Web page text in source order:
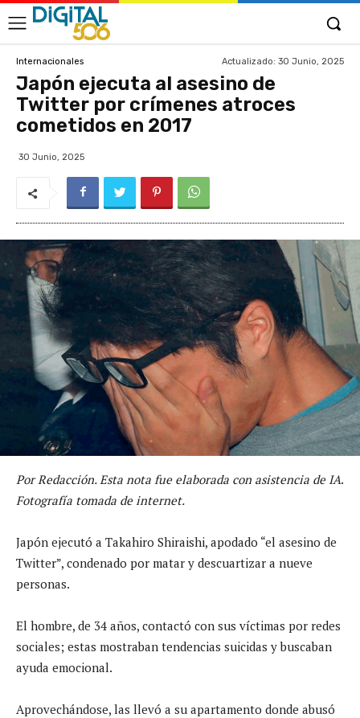
Internacionales Actualizado: 30 Junio, 2025
Japón ejecuta al asesino de
Twitter por crímenes atroces
cometidos en 2017
30 Junio, 2025
Por Redacción. Esta nota fue elaborada con asistencia de IA.
Fotografía tomada de internet.
Japón ejecutó a Takahiro Shiraishi, apodado “el asesino de
Twitter”, condenado por matar y descuartizar a nueve
personas.
El hombre, de 34 años, contactó con sus víctimas por redes
sociales; estas mostraban tendencias suicidas y buscaban
ayuda emocional.
Aprovechándose, las llevó a su apartamento donde abusó